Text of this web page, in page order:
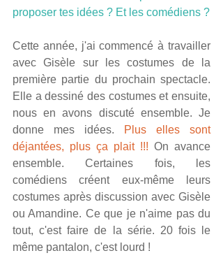
proposer tes idées ? Et les comédiens ?
Cette année, j'ai commencé à travailler
avec Gisèle sur les costumes de la
première partie du prochain spectacle.
Elle a dessiné des costumes et ensuite,
nous en avons discuté ensemble. Je
donne mes idées.
Plus elles sont
déjantées, plus ça plait !!! On avance
ensemble. Certaines fois, les
comédiens créent eux-même leurs
costumes après discussion avec Gisèle
ou Amandine. Ce que je n'aime pas du
tout, c'est faire de la série. 20 fois le
même pantalon, c'est lourd !